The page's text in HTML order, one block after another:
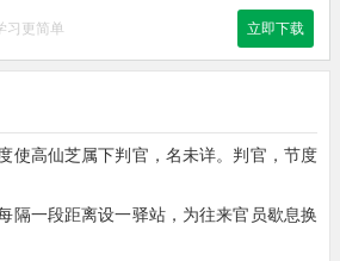
习更简单 立即下载
使高仙芝属下判官，名未详。判官，节度
隔一段距离设一驿站，为往来官员歇息换